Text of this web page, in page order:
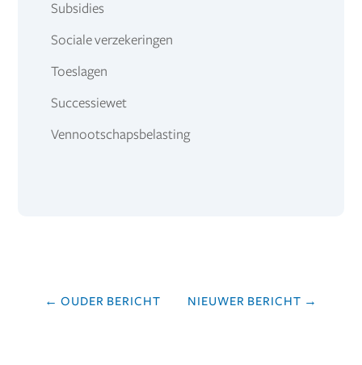
Subsidies
Sociale verzekeringen
Toeslagen
Successiewet
Vennootschapsbelasting
← OUDER BERICHT NIEUWER BERICHT →